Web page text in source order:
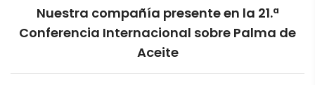
Nuestra compañía presente en la 21.ª
Conferencia Internacional sobre Palma de
Aceite